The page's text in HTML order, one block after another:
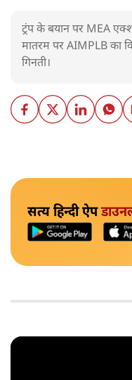
ट्रंप के बयान पर MEA
मातरम पर AIMPLB का
गिनती।
सत्य हिन्दी ऐप